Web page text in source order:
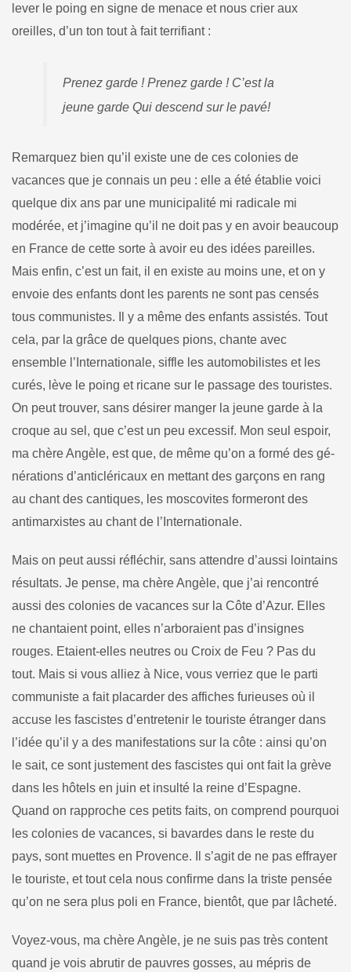
lever le poing en signe de menace et nous crier aux
oreilles, d’un ton tout à fait terrifiant :
Prenez garde ! Prenez garde ! C’est la
jeune garde Qui descend sur le pavé!
Remarquez bien qu’il existe une de ces colonies de
vacances que je connais un peu : elle a été établie voici
quelque dix ans par une municipalité mi radicale mi
modérée, et j’imagine qu’il ne doit pas y en avoir beaucoup
en France de cette sorte à avoir eu des idées pareilles.
Mais enfin, c’est un fait, il en existe au moins une, et on y
envoie des enfants dont les parents ne sont pas censés
tous communistes. Il y a même des enfants assistés. Tout
cela, par la grâce de quelques pions, chante avec
ensemble l’Internationale, siffle les automobilistes et les
curés, lève le poing et ricane sur le passage des touristes.
On peut trouver, sans désirer manger la jeune garde à la
croque au sel, que c’est un peu excessif. Mon seul espoir,
ma chère Angèle, est que, de même qu’on a formé des gé­
nérations d’anticléricaux en mettant des garçons en rang
au chant des cantiques, les moscovites formeront des
antimarxistes au chant de l’Internationale.
Mais on peut aussi réfléchir, sans attendre d’aussi lointains
ré­sultats. Je pense, ma chère Angèle, que j’ai rencontré
aussi des colonies de vacances sur la Côte d’Azur. Elles
ne chantaient point, elles n’arboraient pas d’insignes
rouges. Etaient-elles neutres ou Croix de Feu ? Pas du
tout. Mais si vous alliez à Nice, vous verriez que le parti
communiste a fait placarder des affiches furieuses où il
accuse les fascistes d’entretenir le touriste étranger dans
l’idée qu’il y a des manifestations sur la côte : ainsi qu’on
le sait, ce sont jus­tement des fascistes qui ont fait la grève
dans les hôtels en juin et insulté la reine d’Espagne.
Quand on rapproche ces petits faits, on comprend pourquoi
les colonies de vacances, si bavardes dans le reste du
pays, sont muettes en Provence. Il s’agit de ne pas effrayer
le touriste, et tout cela nous confirme dans la triste pensée
qu’on ne sera plus poli en France, bientôt, que par lâcheté.
Voyez-vous, ma chère Angèle, je ne suis pas très content
quand je vois abrutir de pauvres gosses, au mépris de